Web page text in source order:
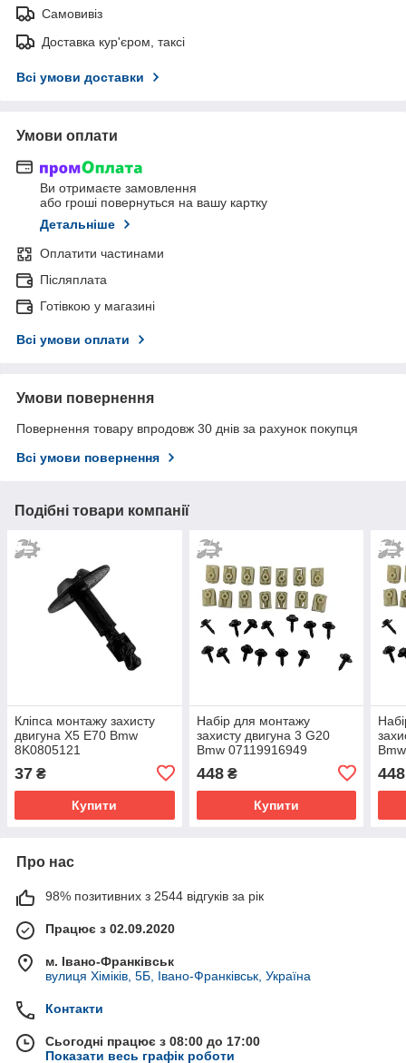
Самовивіз
Доставка кур'єром, таксі
Всі умови доставки
Умови оплати
Ви отримаєте замовлення
або гроші повернуться на вашу картку
Детальніше
Оплатити частинами
Післяплата
Готівкою у магазині
Всі умови оплати
Умови повернення
Повернення товару впродовж 30 днів за рахунок покупця
Всі умови повернення
Подібні товари компанії
Кліпса монтажу захисту
двигуна X5 E70 Bmw
8K0805121
37 ₴
Купити
Набір для монтажу
захисту двигуна 3 G20
Bmw 07119916949
88100391751
448₴
Купити
448
Про нас
98% позитивних з 2544 відгуків за рік
Працює з 02.09.2020
м. Івано-Франківськ
вулиця Хіміків, 5Б, Івано-Франківськ, Україна
Контакти
Сьогодні працює з 08:00 до 17:00
Показати весь графік роботи